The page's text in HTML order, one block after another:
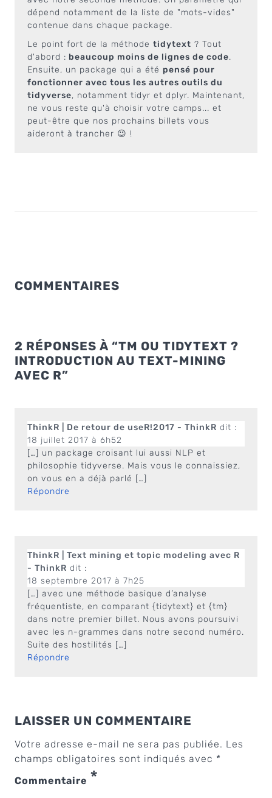
dépend notamment de la liste de "mots-vides"
contenue dans chaque package.
Le point fort de la méthode tidytext ? Tout
d'abord : beaucoup moins de lignes de code.
Ensuite, un package qui a été pensé pour
fonctionner avec tous les autres outils du
tidyverse, notamment tidyr et dplyr. Maintenant,
ne vous reste qu'à choisir votre camps... et
peut-être que nos prochains billets vous
aideront à trancher 😉 !
COMMENTAIRES
2 RÉPONSES À “TM OU TIDYTEXT ?
INTRODUCTION AU TEXT-MINING
AVEC R”
ThinkR | De retour de useR!2017 - ThinkR dit :
18 juillet 2017 à 6h52
[…] un package croisant lui aussi NLP et
philosophie tidyverse. Mais vous le connaissiez,
on vous en a déjà parlé […]
Répondre
ThinkR | Text mining et topic modeling avec R
- ThinkR dit :
18 septembre 2017 à 7h25
[…] avec une méthode basique d’analyse
fréquentiste, en comparant {tidytext} et {tm}
dans notre premier billet. Nous avons poursuivi
avec les n-grammes dans notre second numéro.
Suite des hostilités […]
Répondre
LAISSER UN COMMENTAIRE
Votre adresse e-mail ne sera pas publiée. Les
champs obligatoires sont indiqués avec *
Commentaire *